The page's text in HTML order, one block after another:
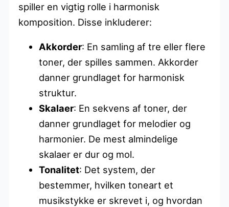
spiller en vigtig rolle i harmonisk
komposition. Disse inkluderer:
Akkorder: En samling af tre eller flere
toner, der spilles sammen. Akkorder
danner grundlaget for harmonisk
struktur.
Skalaer: En sekvens af toner, der
danner grundlaget for melodier og
harmonier. De mest almindelige
skalaer er dur og mol.
Tonalitet: Det system, der
bestemmer, hvilken toneart et
musikstykke er skrevet i, og hvordan